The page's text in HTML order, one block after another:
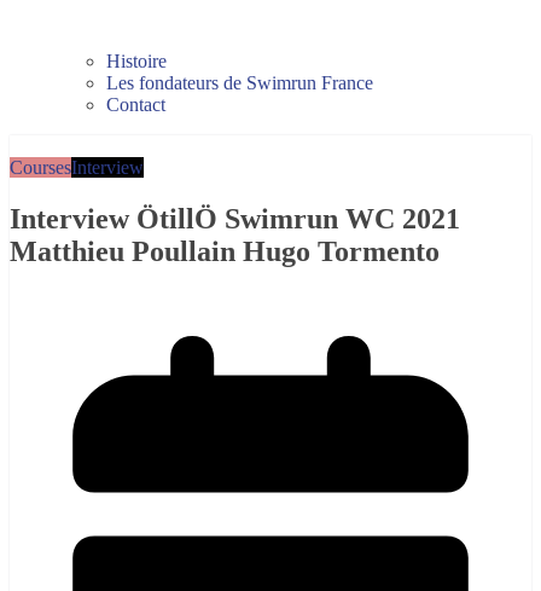
Histoire
Les fondateurs de Swimrun France
Contact
CoursesInterview
Interview ÖtillÖ Swimrun WC 2021
Matthieu Poullain Hugo Tormento